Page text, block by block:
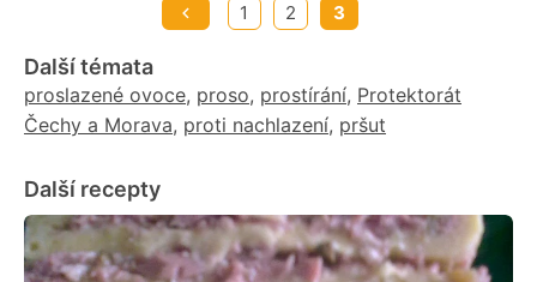
1 2 3
Další témata
proslazené ovoce, proso, prostírání, Protektorát
Čechy a Morava, proti nachlazení, pršut
Další recepty